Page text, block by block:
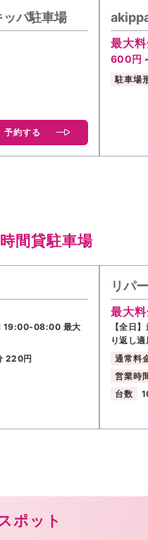
パ駐車場
予約する
最大
600円
駐車場
間貸駐車場
19:00-08:00 最大
220円
リパ
最大
【全日
り返し
通常料
営業時
台数
ポット